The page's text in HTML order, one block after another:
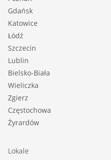
Gdańsk
Katowice
Łódź
Szczecin
Lublin
Bielsko-Biała
Wieliczka
Zgierz
Częstochowa
Żyrardów
Lokale